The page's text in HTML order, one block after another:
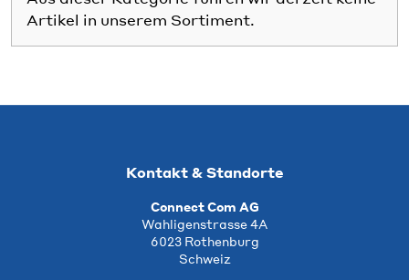
Artikel in unserem Sortiment.
Kontakt & Standorte
Connect Com AG
Wahligenstrasse 4A
6023 Rothenburg
Schweiz